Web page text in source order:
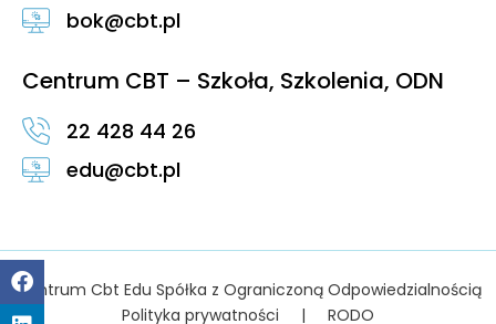
bok@cbt.pl
Centrum CBT – Szkoła, Szkolenia, ODN
22 428 44 26
edu@cbt.pl
Centrum Cbt Edu Spółka z Ograniczoną Odpowiedzialnością
Polityka prywatności | RODO